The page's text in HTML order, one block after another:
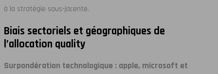
à la stratégie sous-jacente.
Biais sectoriels et géographiques de
l’allocation quality
Surpondération technologique : apple, microsoft et